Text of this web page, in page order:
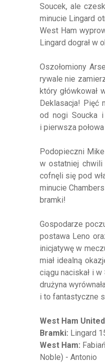
Soucek, ale
minucie Lingard
West Ham
Lingard dograł w
Oszołomiony
rywale nie
który
Deklasacja! Pięć
od nogi Soucka i
i pierwsza
Podopieczni
w ostatniej chwili
cofnęli się pod
minucie
bramki!
Gospodarze
postawa Leno
inicjatywę w
miał idealną
ciągu naciskał i
drużyna
i to fantastyczne
West Ham
Bramki: Lingard
West Ham:
Noble) - Antonio